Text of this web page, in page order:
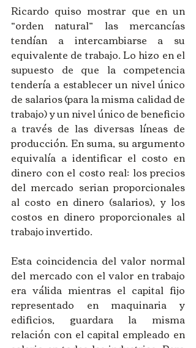
Ricardo quiso mostrar que en un
“orden natural” las mercancías
tendían a intercambiarse a su
equivalente de trabajo. Lo hizo en el
supuesto de que la competencia
tendería a establecer un nivel único
de salarios (para la misma calidad de
trabajo) y un nivel único de beneficio
a través de las diversas líneas de
producción. En suma, su argumento
equivalía a identificar el costo en
dinero con el costo real: los precios
del mercado serian proporcionales
al costo en dinero (salarios), y los
costos en dinero proporcionales al
trabajo invertido.
Esta coincidencia del valor normal
del mercado con el valor en trabajo
era válida mientras el capital fijo
representado en maquinaria y
edificios, guardara la misma
relación con el capital empleado en